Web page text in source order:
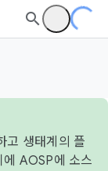
고 생태계의 플
AOSP에 소스